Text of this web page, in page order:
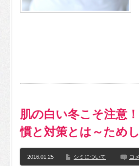
肌の白い冬こそ注意
慣と対策とは～ため
2016.01.25 シミについて コ